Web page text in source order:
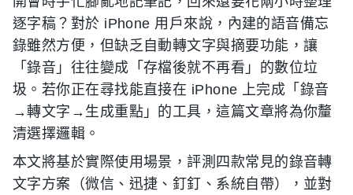
逐字稿？對於 iPhone 用戶來說，內建的語音備忘
錄雖然方便，但缺乏自動轉文字與摘要功能，讓
「錄音」往往變成「存檔後就不再看」的數位垃
圾。若你正在尋找能直接在 iPhone 上完成「錄音
→轉文字→生成重點」的工具，這篇文章將為你釐
清選擇邏輯。
本文將基於實際使用場景，評測四款常見的錄音轉
文字方案（微信、迅捷、釘釘、系統自帶），並對